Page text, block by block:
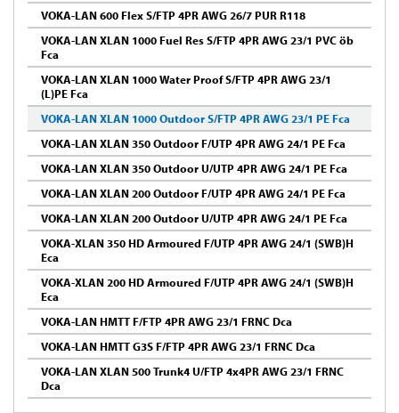
VOKA-LAN 600 Flex S/FTP 4PR AWG 26/7 PUR R118
VOKA-LAN XLAN 1000 Fuel Res S/FTP 4PR AWG 23/1 PVC öb
Fca
VOKA-LAN XLAN 1000 Water Proof S/FTP 4PR AWG 23/1
(L)PE Fca
VOKA-LAN XLAN 1000 Outdoor S/FTP 4PR AWG 23/1 PE Fca
VOKA-LAN XLAN 350 Outdoor F/UTP 4PR AWG 24/1 PE Fca
VOKA-LAN XLAN 350 Outdoor U/UTP 4PR AWG 24/1 PE Fca
VOKA-LAN XLAN 200 Outdoor F/UTP 4PR AWG 24/1 PE Fca
VOKA-LAN XLAN 200 Outdoor U/UTP 4PR AWG 24/1 PE Fca
VOKA-XLAN 350 HD Armoured F/UTP 4PR AWG 24/1 (SWB)H
Eca
VOKA-XLAN 200 HD Armoured F/UTP 4PR AWG 24/1 (SWB)H
Eca
VOKA-LAN HMTT F/FTP 4PR AWG 23/1 FRNC Dca
VOKA-LAN HMTT G3S F/FTP 4PR AWG 23/1 FRNC Dca
VOKA-LAN XLAN 500 Trunk4 U/FTP 4x4PR AWG 23/1 FRNC
Dca